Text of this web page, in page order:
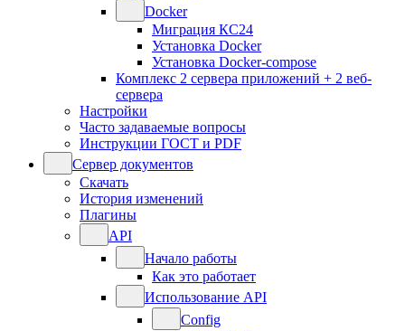
Docker
Миграция КС24
Установка Docker
Установка Docker-compose
Комплекс 2 сервера приложений + 2 веб-
сервера
Настройки
Часто задаваемые вопросы
Инструкции ГОСТ и PDF
Сервер документов
Скачать
История изменений
Плагины
API
Начало работы
Как это работает
Использование API
Config